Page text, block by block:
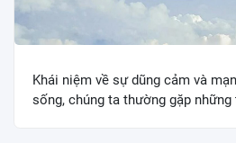
Khái niệm về sự dũng cảm và
sống, chúng ta thường gặp